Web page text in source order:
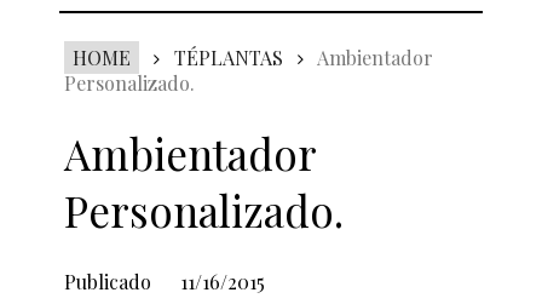
HOME TÉPLANTAS
Ambientador
Personalizado.
Ambientador
Personalizado.
Publicado 11/16/2015